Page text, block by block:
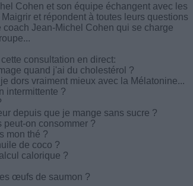
Cohen et son équipe échangent avec les
et répondent à toutes leurs questions
coach Jean-Michel Cohen qui se charge
consultation en direct:
quand j'ai du cholestérol ?
dors vraiment mieux avec la Mélatonine...
intermittente ?
depuis que je mange sans sucre ?
peut-on consommer ?
mon thé ?
de coco ?
calorique ?
œufs de saumon ?